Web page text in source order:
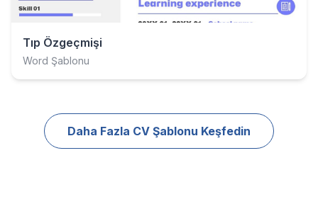
Tıp Özgeçmişi
Word Şablonu
Daha Fazla CV Şablonu Keşfedin